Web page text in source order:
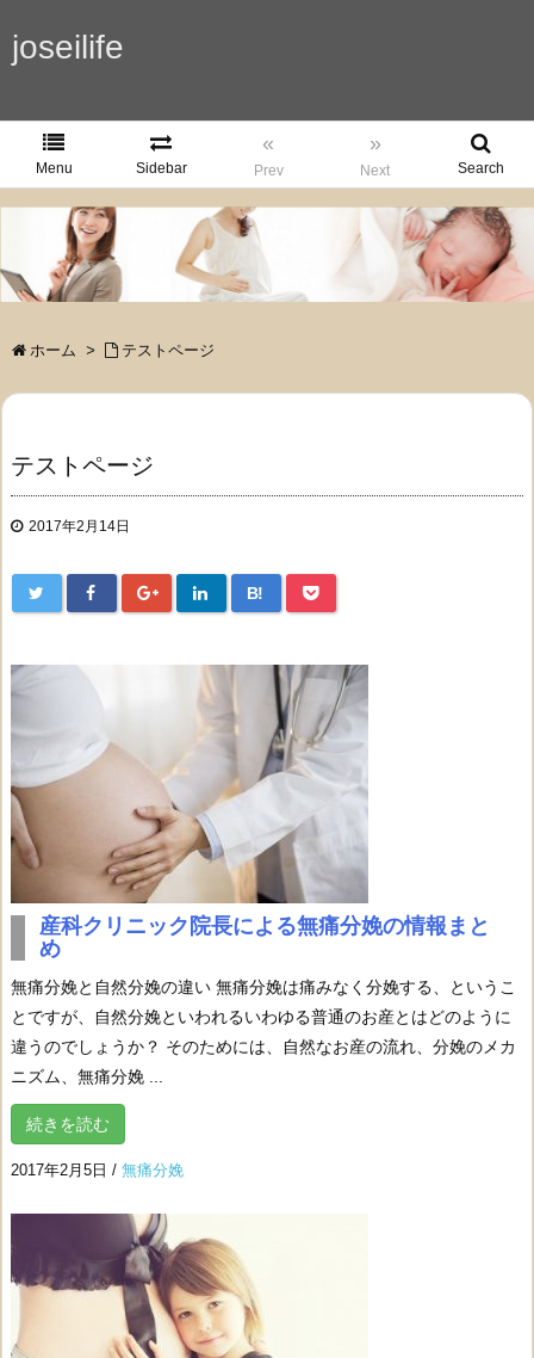
joseilife
Menu Sidebar
«
Prev
»
Next Search
ホーム > テストページ
テストページ
2017年2月14日
B!
産科クリニック院長による無痛分娩の情報まと
め
無痛分娩と自然分娩の違い 無痛分娩は痛みなく分娩する、というこ
とですが、自然分娩といわれるいわゆる普通のお産とはどのように
違うのでしょうか？ そのためには、自然なお産の流れ、分娩のメカ
ニズム、無痛分娩 ...
続きを読む
2017年2月5日 / 無痛分娩